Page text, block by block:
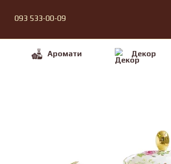
093 533-00-09
Аромати Декор